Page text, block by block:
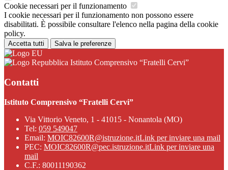
Cookie necessari per il funzionamento
I cookie necessari per il funzionamento non possono essere
disabilitati. È possibile consultare l'elenco nella pagina della cookie
policy.
Accetta tutti Salva le preferenze
Istituto Comprensivo “Fratelli Cervi”
Contatti
Istituto Comprensivo “Fratelli Cervi”
Via Vittorio Veneto, 1 - 41015 - Nonantola (MO)
Tel: 059 549047
Email: MOIC82600R@istruzione.itLink per inviare una mail
PEC: MOIC82600R@pec.istruzione.itLink per inviare una
mail
C.F.: 80011190362